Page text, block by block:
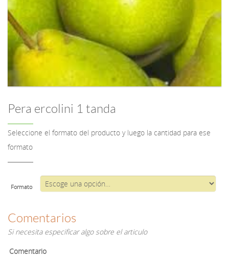
Pera ercolini 1 tanda
Seleccione el formato del producto y luego la cantidad para ese
formato
Formato
Comentarios
Si necesita especificar algo sobre el articulo
Comentario